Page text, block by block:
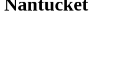
Nantucket